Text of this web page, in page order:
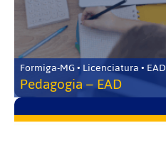
Formiga-MG • Licenciatura • EAD
Pedagogia – EAD